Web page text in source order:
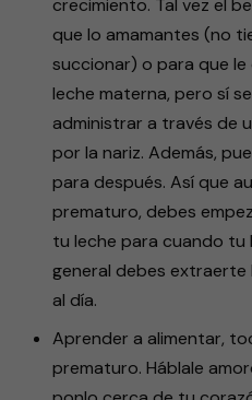
crecimiento. Tal vez el
que lo amamantes (no
succionar) o para que
leche materna, pero sí
administrar a través de
por la nariz. Además,
para después. Así que
prematuro, debes
tu leche para cuando tu
general debes extraerte
al día.
Aprender a alimentar,
prematuro. Háblale